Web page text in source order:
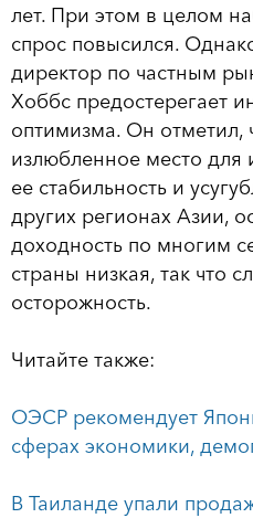
лет. При этом в целом
спрос повысился.
директор по частным
Хоббс предостерегает
оптимизма. Он отметил,
излюбленное место для
ее стабильность и
других регионах Азии,
доходность по многим
страны низкая, так что
осторожность.
Читайте также:
ОЭСР рекомендует
сферах экономики,
В Таиланде упали